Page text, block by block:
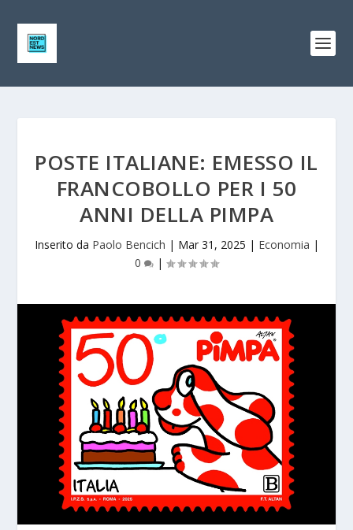
POSTE ITALIANE: EMESSO IL
FRANCOBOLLO PER I 50
ANNI DELLA PIMPA
Inserito da Paolo Bencich | Mar 31, 2025 | Economia |
0
|